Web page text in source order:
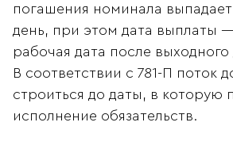
погашения номинала
день, при этом дата выплаты
рабочая дата после выходного
В соответствии с 781-П поток
строиться до даты, в которую
исполнение обязательств.